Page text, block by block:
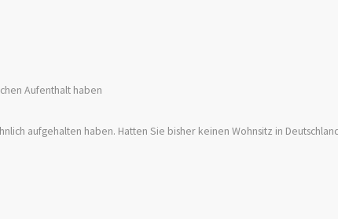
Aufenthalt haben
aufgehalten haben. Hatten Sie bisher keinen Wohnsitz in